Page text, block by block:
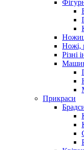
Ножі,
Різні
Прикраси